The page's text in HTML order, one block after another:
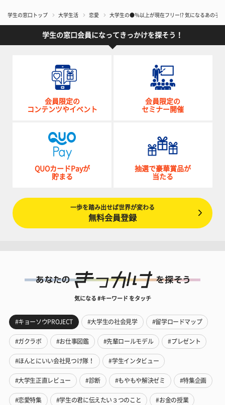
学生の窓口トップ 大学生活 恋愛 大学生の●％以上が現在フリー!? 気になるあの子
学生の窓口会員になってきっかけを探そう！
会員限定の
コンテンツやイベント
会員限定の
セミナー開催
QUOカードPayが
貯まる
抽選で豪華賞品が
当たる
一歩を踏み出せば世界が変わる
無料会員登録
気になる #キーワード をタッチ
#キョーソウPROJECT #大学生の社会見学 #留学ロードマップ
#ガクラボ #お仕事図鑑 #先輩ロールモデル #プレゼント
#ほんとにいい会社見つけ隊！ #学生インタビュー
#大学生正直レビュー #診断 #もやもや解決ゼミ #特集企画
#恋愛特集 #学生の君に伝えたい３つのこと #お金の授業